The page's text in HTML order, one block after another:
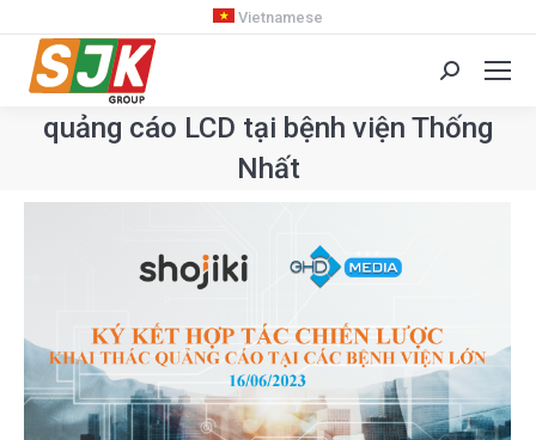
Vietnamese
Search:
quảng cáo LCD tại bệnh viện Thống
Nhất